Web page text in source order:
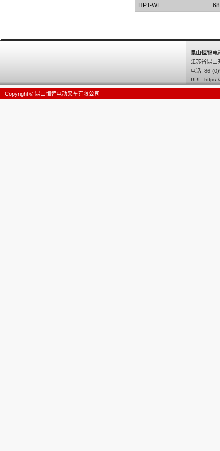
HPT-WL
昆山恒智电
江苏省昆山
电话: 86-
URL:
Copyright © 昆山恒智电动叉车有限公司